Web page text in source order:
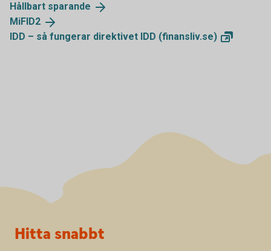
Hållbart sparande
MiFID2
IDD – så fungerar direktivet IDD (finansliv.se)
Sidfot
Hitta snabbt